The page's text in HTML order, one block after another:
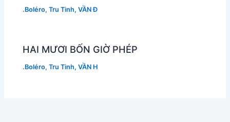
.Boléro,Tru Tinh,VẦN Đ
HAI MƯƠI BỐN GIỜ PHÉP
.Boléro,Tru Tinh,VẦN H